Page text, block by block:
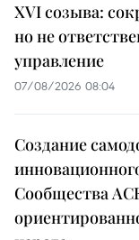
XVI созыва:
но не
управление
07/08/2026 08:04
Создание
Сообщества